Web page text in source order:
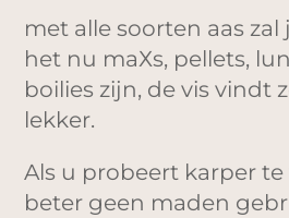
met alle soorten aas zal
het nu maХs, pellets,
boilies zijn, de vis vindt
lekker.
Als u probeert karper
beter geen maden